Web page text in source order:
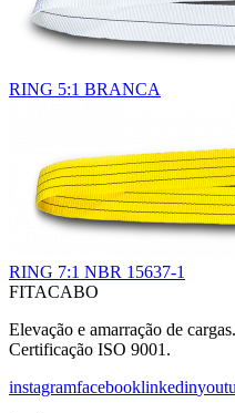
RING 5:1 BRANCA
RING 7:1 NBR 15637-1
FITACABO
Elevação e amarração de cargas.
Certificação ISO 9001 .
instagramfacebooklinkedin